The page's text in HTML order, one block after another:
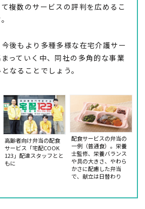
複数のサービスの評判を広めるこ
後もより多種多様な在宅介護サー
っていく中、同社の多角的な事業
なることでしょう。
高齢者向け弁当の配食
サービス「宅配COOK
123」配達スタッフとと
もに
配食サービスの弁当の
一例（普通食）。栄養
士監修、栄養バランス
や具の大きさ、やわら
かさに配慮した弁当
で、献立は日替わり